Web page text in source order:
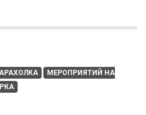
МЕРОПРИЯТИЙ НА